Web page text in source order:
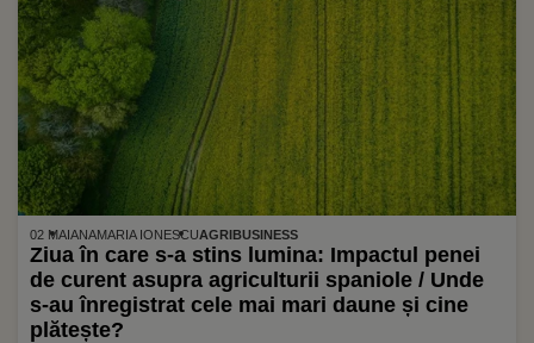
02 MAIANAMARIA IONESCUAGRIBUSINESS
Ziua în care s-a stins lumina: Impactul penei
de curent asupra agriculturii spaniole / Unde
s-au înregistrat cele mai mari daune și cine
plătește?